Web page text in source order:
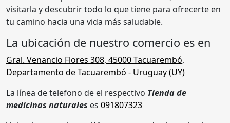
visitarla y descubrir todo lo que tiene para ofrecerte en
tu camino hacia una vida más saludable.
La ubicación de nuestro comercio es en
Gral. Venancio Flores 308, 45000 Tacuarembó,
Departamento de Tacuarembó - Uruguay (UY)
La línea de telefono de el respectivo Tienda de
medicinas naturales es 091807323